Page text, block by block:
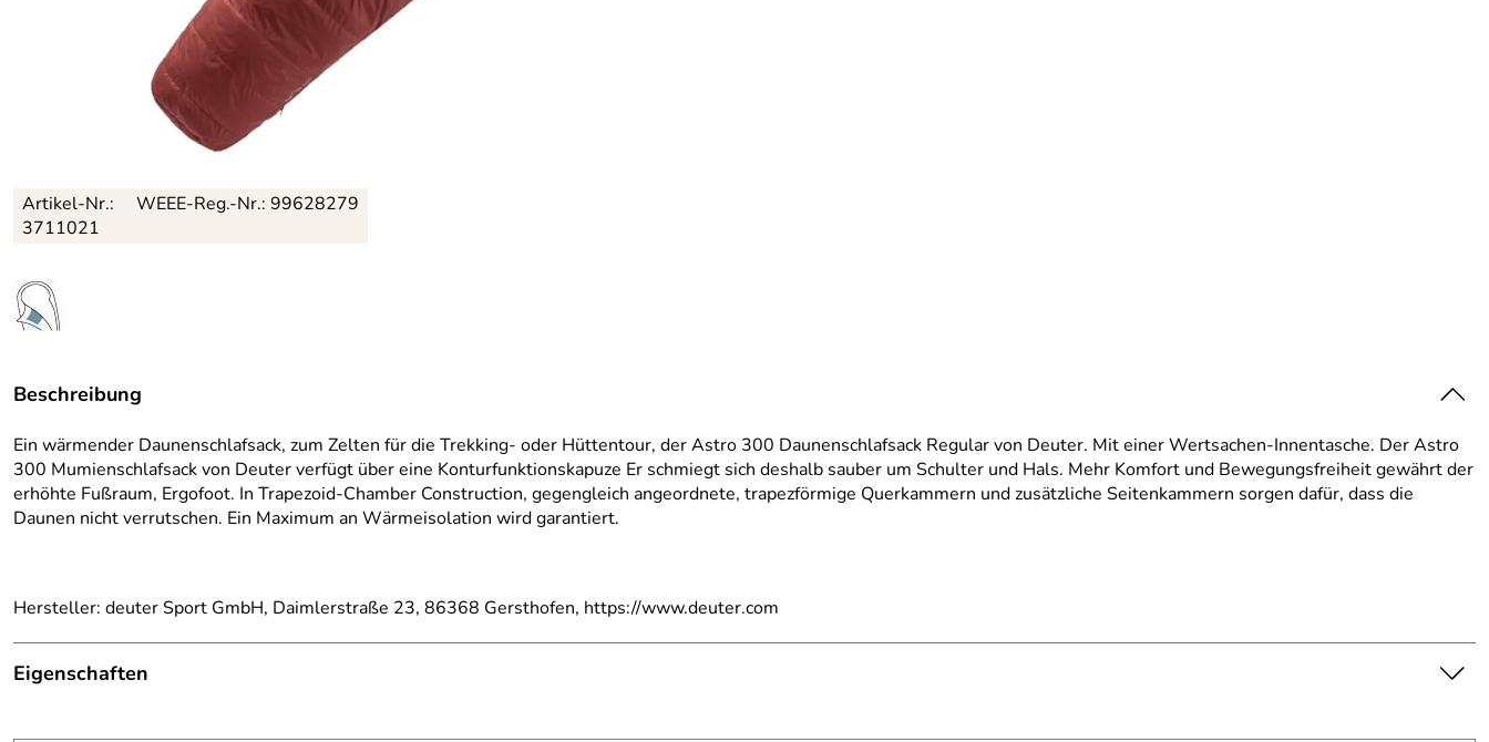
Artikel-Nr.:
3711021
WEEE-Reg.-Nr.: 99628279
Beschreibung
Ein wärmender Daunenschlafsack, zum Zelten für die Trekking- oder Hüttentour, der Astro 300 Daunenschlafsack Regular von Deuter. Mit einer Wertsachen-Innentasche. Der Astro
300 Mumienschlafsack von Deuter verfügt über eine Konturfunktionskapuze Er schmiegt sich deshalb sauber um Schulter und Hals. Mehr Kom­fort und Be­­we­gungs­freiheit gewährt der
erhöhte Fußraum, Ergofoot. In Trapezoid-Chamber Construction, gegengleich angeordnete, trapezförmige Querkammern und zu­sätz­liche Seitenkammern sorgen dafür, dass die
Daunen nicht ver­rutschen. Ein Maximum an Wärmeisola­tion wird garantiert.
Hersteller: deuter Sport GmbH, Daimlerstraße 23, 86368 Gersthofen, https://www.deuter.com
Eigenschaften